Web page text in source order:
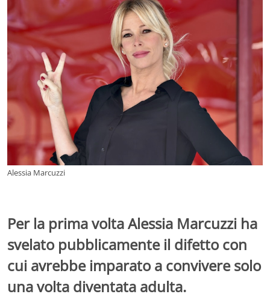
Alessia Marcuzzi
Per la prima volta Alessia Marcuzzi ha
svelato pubblicamente il difetto con
cui avrebbe imparato a convivere solo
una volta diventata adulta.